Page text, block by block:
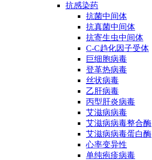
抗感染药
抗菌中间体
抗真菌中间体
抗寄生虫中间体
C-C趋化因子受体
巨细胞病毒
登革热病毒
丝状病毒
乙肝病毒
丙型肝炎病毒
艾滋病病毒
艾滋病病毒整合酶
艾滋病病毒蛋白酶
心率变异性
单纯疱疹病毒